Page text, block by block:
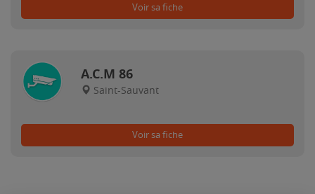
Voir sa fiche
A.C.M 86
Saint-Sauvant
Voir sa fiche